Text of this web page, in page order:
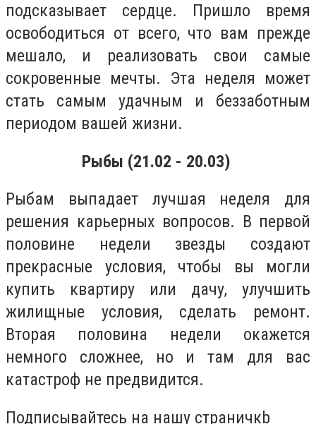
подсказывает сердце. Пришло время
освободиться от всего, что вам прежде
мешало, и реализовать свои самые
сокровенные мечты. Эта неделя может
стать самым удачным и беззаботным
периодом вашей жизни.
Рыбы (21.02 - 20.03)
Рыбам выпадает лучшая неделя для
решения карьерных вопросов. В первой
половине недели звезды создают
прекрасные условия, чтобы вы могли
купить квартиру или дачу, улучшить
жилищные условия, сделать ремонт.
Вторая половина недели окажется
немного сложнее, но и там для вас
катастроф не предвидится.
Подписывайтесь на нашу страничкb